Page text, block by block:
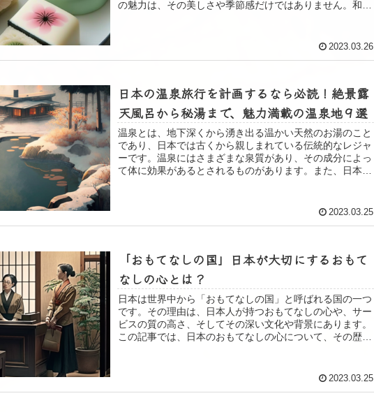
の魅力は、その美しさや季節感だけではありません。和菓
和菓子は日本の文化や歴史と深く結びついており、季節感
わった技術や素材をもとに、和の感性を取り入れた和菓子
が作られていました。その後、鎌倉時代になると、茶の湯
や禅などの文化が栄え、和菓子もさらに発展しました。江
戸時代には、茶道が隆盛となり、茶請けとしての和菓子の
需要が高まりました。現代においても、和菓子は日本の文
化や伝統の一部として、多くの人々に愛されています。
2023.03.26
日本の温泉旅行を計画するなら必読！絶景露
天風呂から秘湯まで、魅力満載の温泉地９選
温泉とは、地下深くから湧き出る温かい天然のお湯のこと
であり、日本では古くから親しまれている伝統的なレジャ
ーです。温泉にはさまざまな泉質があり、その成分によっ
て体に効果があるとされるものがあります。また、日本の
行を計画する際に必読の、絶景露天風呂から秘湯まで魅力
2023.03.25
「おもてなしの国」日本が大切にするおもて
なしの心とは？
日本は世界中から「おもてなしの国」と呼ばれる国の一つ
です。その理由は、日本人が持つおもてなしの心や、サー
ビスの質の高さ、そしてその深い文化や背景にあります。
この記事では、日本のおもてなしの心について、その歴史
心が持つ意義と今後の展望について紹介していきます。読
2023.03.25